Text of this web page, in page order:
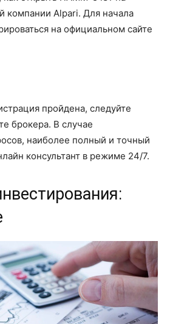
компании Alpari. Для начала
на официальном сайте
пройдена, следуйте
брокера. В случае
наиболее полный и точный
консультант в режиме 24/7.